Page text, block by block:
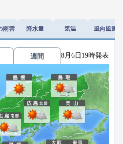
雨雲 降水量 気温 風向風速
週間 8月6日19時発表